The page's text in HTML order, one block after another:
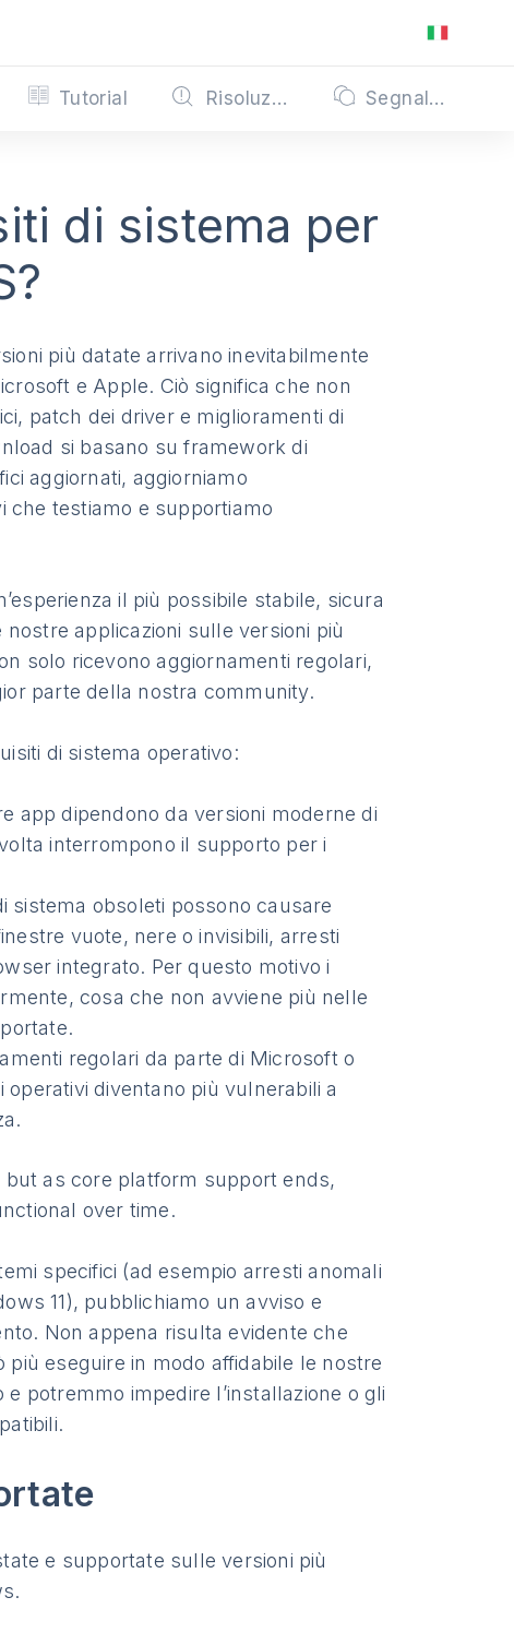
Tutorial Risoluzione dei problemi Segnalazioni
di sistema per
più datate arrivano inevitabilmente
e Apple. Ciò significa che non
patch dei driver e miglioramenti di
si basano su framework di
aggiornati, aggiorniamo
che testiamo e supportiamo
il più possibile stabile, sicura
applicazioni sulle versioni più
solo ricevono aggiornamenti regolari,
parte della nostra community.
di sistema operativo:
app dipendono da versioni moderne di
interrompono il supporto per i
sistema obsoleti possono causare
vuote, nere o invisibili, arresti
integrato. Per questo motivo i
cosa che non avviene più nelle
regolari da parte di Microsoft o
diventano più vulnerabili a
as core platform support ends,
over time.
specifici (ad esempio arresti anomali
11), pubblichiamo un avviso e
Non appena risulta evidente che
eseguire in modo affidabile le nostre
potremmo impedire l’installazione o gli
e supportate sulle versioni più